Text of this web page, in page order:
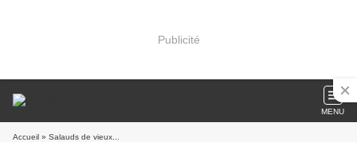
Publicité
MENU
Accueil » Salauds de vieux...